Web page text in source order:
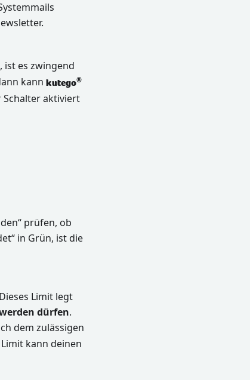
ist es zwingend
kann kutego®
Schalter aktiviert
prüfen, ob
in Grün, ist die
Limit legt
dürfen.
dem zulässigen
kann deinen